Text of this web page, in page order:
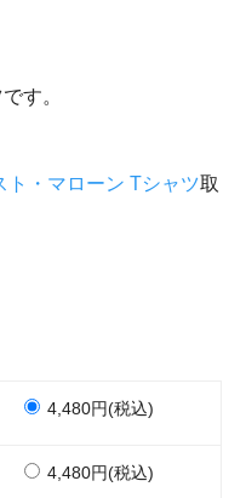
す。
ト・マローン Tシャツ取
4,480円(税込)
4,480円(税込)